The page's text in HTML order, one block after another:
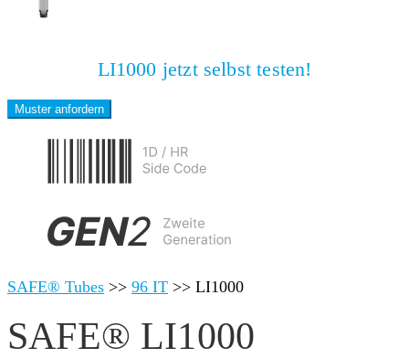
LI1000 jetzt selbst testen!
Muster anfordern
SAFE® Tubes >> 96 IT >> LI1000
SAFE® LI1000